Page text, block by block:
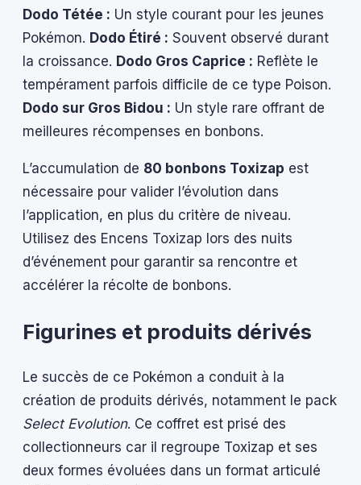
Dodo Tétée : Un style courant pour les jeunes
Pokémon. Dodo Étiré : Souvent observé durant
la croissance. Dodo Gros Caprice : Reflète le
tempérament parfois difficile de ce type Poison.
Dodo sur Gros Bidou : Un style rare offrant de
meilleures récompenses en bonbons.
L’accumulation de 80 bonbons Toxizap est
nécessaire pour valider l’évolution dans
l’application, en plus du critère de niveau.
Utilisez des Encens Toxizap lors des nuits
d’événement pour garantir sa rencontre et
accélérer la récolte de bonbons.
Figurines et produits dérivés
Le succès de ce Pokémon a conduit à la
création de produits dérivés, notamment le pack
Select Evolution. Ce coffret est prisé des
collectionneurs car il regroupe Toxizap et ses
deux formes évoluées dans un format articulé